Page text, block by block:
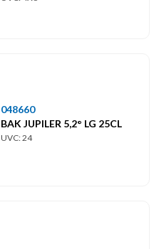
048660
BAK JUPILER 5,2° LG 25CL
UVC: 24